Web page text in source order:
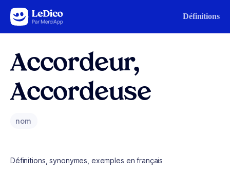
Aller au contenu Définitions
Accordeur,
Accordeuse
nom
Définitions, synonymes, exemples en français